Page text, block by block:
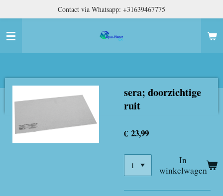
naar
hoofdinhoud
Contact via Whatsapp: +31639467775
sera; doorzichtige
ruit
€ 23,99
In
winkelwagen